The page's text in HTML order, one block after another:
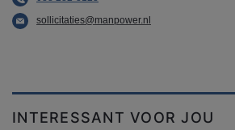
sollicitaties@manpower.nl
INTERESSANT VOOR JOU